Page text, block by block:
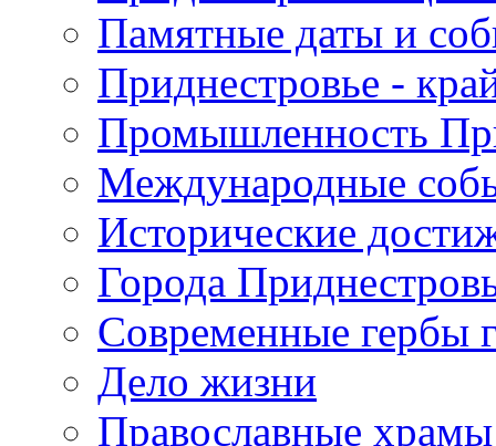
Памятные даты и
Приднестровье -
Промышленность
Международные
Исторические
Города
Современные гербы
Дело жизни
Православные